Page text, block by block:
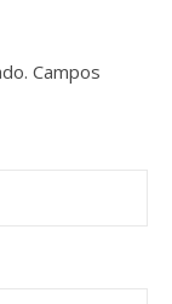
Campos